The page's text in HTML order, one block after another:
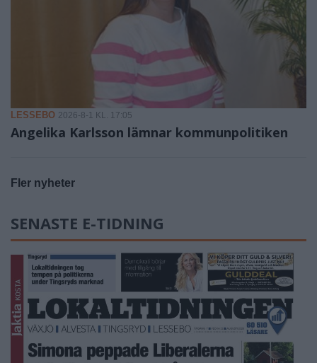
LESSEBO 2026-8-1 KL. 17:05
Angelika Karlsson lämnar kommunpolitiken
Fler nyheter
SENASTE E-TIDNING